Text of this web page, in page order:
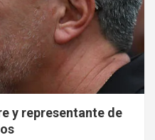
y representante de